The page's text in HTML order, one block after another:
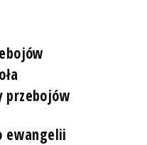
przebojów
ewangelii